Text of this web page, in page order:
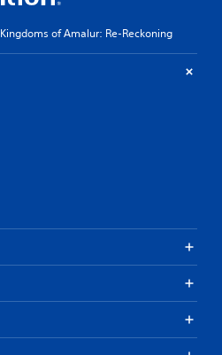
Kingdoms of Amalur: Re-Reckoning